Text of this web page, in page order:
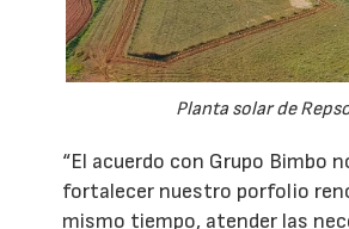
Planta solar de
“El acuerdo con Grupo Bimbo
fortalecer nuestro porfolio
mismo tiempo, atender las